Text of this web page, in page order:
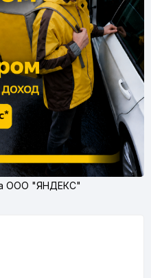
ООО "ЯНДЕКС"